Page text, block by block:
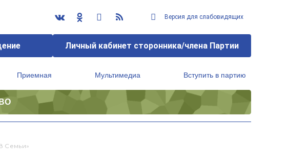
Версия для слабовидящих
Личный кабинет сторонника/члена Партии
Приемная Мультимедиа Вступить в партию
Семьи»